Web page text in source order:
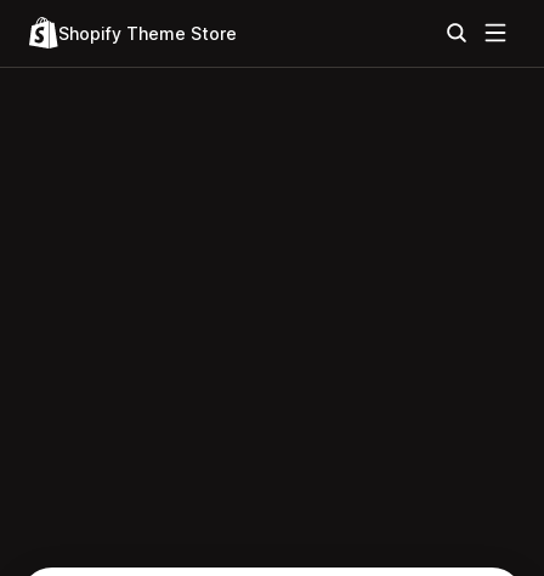
Shopify Theme Store